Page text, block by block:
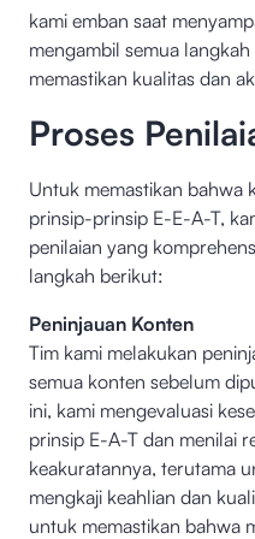
kami emban saat
mengambil semua
memastikan kualitas dan
Proses
Untuk memastikan bahwa
prinsip-prinsip E-E-A-T,
penilaian yang
langkah berikut:
Peninjauan Konten
Tim kami melakukan
semua konten sebelum
ini, kami mengevaluasi
prinsip E-A-T dan menilai
keakuratannya, terutama
mengkaji keahlian dan
untuk memastikan bahwa